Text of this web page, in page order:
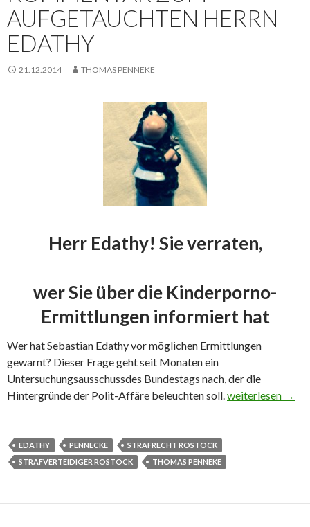
AUFGETAUCHTEN HERRN
EDATHY
21.12.2014 THOMAS PENNEKE
Herr Edathy! Sie verraten,
wer Sie über die Kinderporno-
Ermittlungen informiert hat
Wer hat Sebastian Edathy vor möglichen Ermittlungen
gewarnt? Dieser Frage geht seit Monaten ein
Untersuchungsausschussdes Bundestags nach, der die
Hintergründe der Polit-Affäre beleuchten soll.Kommentar zum
weiterlesen →
EDATHY PENNECKE
STRAFRECHT ROSTOCK
STRAFVERTEIDIGER ROSTOCK
THOMAS PENNEKE